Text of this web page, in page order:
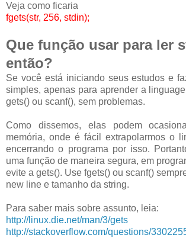
Veja como ficaria
fgets(str, 256, stdin);
Que função usar para ler
então?
Se você está iniciando seus estudos e
simples, apenas para aprender a
gets() ou scanf(), sem problemas.
Como dissemos, elas podem
memória, onde é fácil extrapolarmos o
encerrando o programa por isso.
uma função de maneira segura, em
evite a gets(). Use fgets() ou scanf()
new line e tamanho da string.
Para saber mais sobre assunto, leia:
http://linux.die.net/man/3/gets
http://stackoverflow.com/questions/